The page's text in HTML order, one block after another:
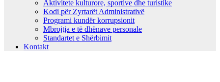
Aktivitete kulturore, sportive dhe turistike
Kodi për Zyrtarët Administrativë
Programi kundër korrupsionit
Mbrojtja e të dhënave personale
Standartet e Shërbimit
Kontakt